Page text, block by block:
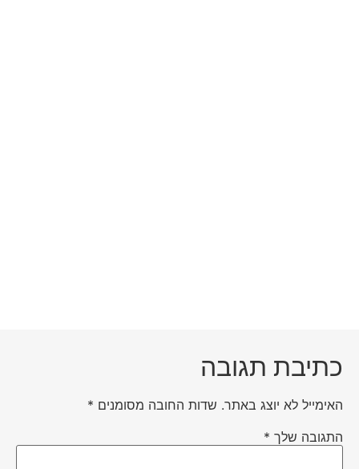
כתיבת תגובה
האימייל לא יוצג באתר. שדות החובה מסומנים *
התגובה שלך *